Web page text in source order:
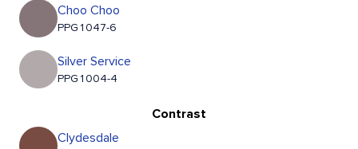
Choo Choo
PPG1047-6
Silver Service
PPG1004-4
Contrast
Clydesdale